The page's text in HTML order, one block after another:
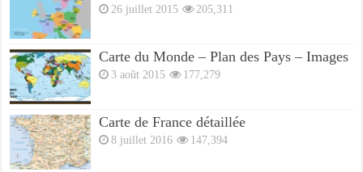
26 juillet 2015 205,311
Carte du Monde – Plan des Pays – Images
3 août 2015 177,279
Carte de France détaillée
8 juillet 2016 147,394